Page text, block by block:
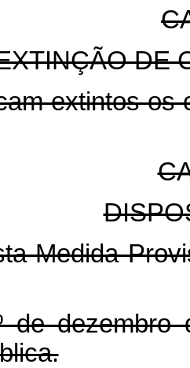
DE
extintos os
Medida
de dezembro